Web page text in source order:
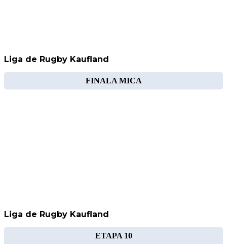
Liga de Rugby Kaufland
FINALA MICA
Liga de Rugby Kaufland
ETAPA 10